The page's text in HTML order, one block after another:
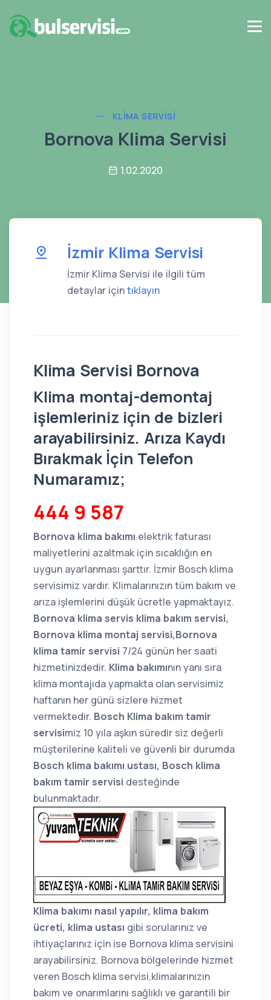
KLIMA SERVISI
Bornova Klima Servisi
1.02.2020
İzmir Klima Servisi
İzmir Klima Servisi ile ilgili tüm
detaylar içintıklayın
Klima Servisi Bornova
Klima montaj-demontaj
işlemleriniz için de bizleri
arayabilirsiniz. Arıza Kaydı
Bırakmak İçin Telefon
Numaramız;
444 9 587
Bornova klima bakımı elektrik faturası
maliyetlerini azaltmak için sıcaklığın en
uygun ayarlanması şarttır. İzmir Bosch klima
servisimiz vardır. Klimalarınızın tüm bakım ve
arıza işlemlerini düşük ücretle yapmaktayız.
Bornova klima servis klima bakım servisi,
Bornova klima montaj servisi,Bornova
klima tamir servisi 7/24 günün her saati
hizmetinizdedir. Klima bakımının yanı sıra
klima montajıda yapmakta olan servisimiz
haftanın her günü sizlere hizmet
vermektedir. Bosch Klima bakım tamir
servisimiz 10 yıla aşkın süredir siz değerli
müşterilerine kaliteli ve güvenli bir durumda
Bosch klima bakımı ustası, Bosch klima
bakım tamir servisi desteğinde
bulunmaktadır.
Klima bakımı nasıl yapılır, klima bakım
ücreti, klima ustası gibi sorularınız ve
ihtiyaçlarınız için ise Bornova klima servisini
arayabilirsiniz. Bornova bölgelerinde hizmet
veren Bosch klima servisi,klimalarınızın
bakım ve onarımlarını sağlıklı ve garantili bir